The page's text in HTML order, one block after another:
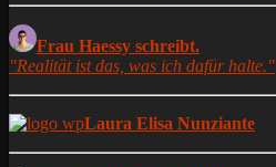
Frau Haessy schreibt.
"Realität ist das, was ich dafür halte."
Laura Elisa Nunziante